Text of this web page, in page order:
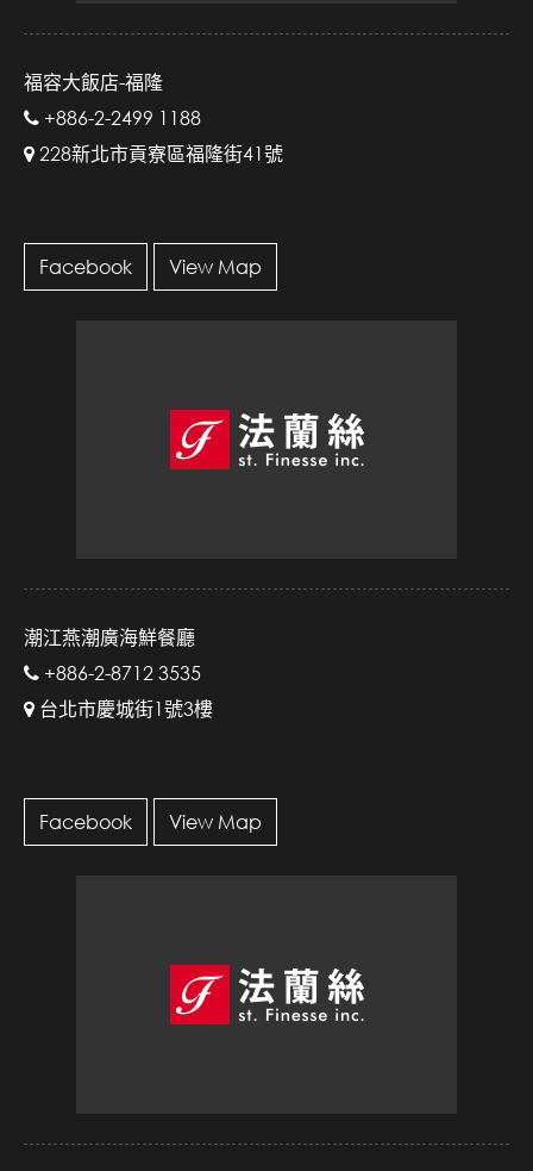
福容大飯店-福隆
+886-2-2499 1188
228新北市貢寮區福隆街41號
Facebook View Map
潮江燕潮廣海鮮餐廳
+886-2-8712 3535
台北市慶城街1號3樓
Facebook View Map